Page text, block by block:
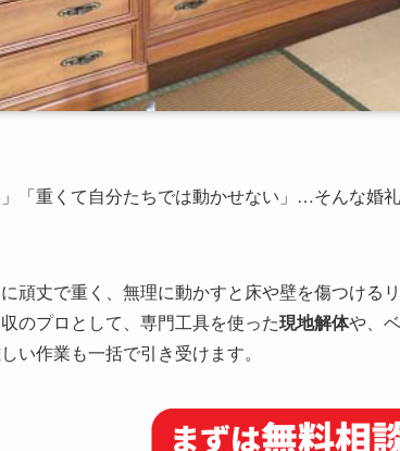
「重くて自分たちでは動かせない」…そんな婚
頑丈で重く、無理に動かすと床や壁を傷つける
のプロとして、専門工具を使った現地解体や、
い作業も一括で引き受けます。